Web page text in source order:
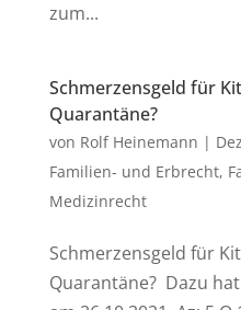
zum...
Schmerzensgeld für
Quarantäne?
von Rolf Heinemann |
Familien- und Erbrecht,
Medizinrecht
Schmerzensgeld für
Quarantäne? Dazu